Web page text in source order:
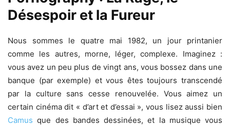
Désespoir et la Fureur
Nous sommes le quatre mai 1982, un jour printanier
comme les autres, morne, léger, complexe. Imaginez :
vous avez un peu plus de vingt ans, vous bossez dans une
banque (par exemple) et vous êtes toujours transcendé
par la culture sans cesse renouvelée. Vous aimez un
certain cinéma dit « d’art et d’essai », vous lisez aussi bien
Camus que des bandes dessinées, et la musique vous